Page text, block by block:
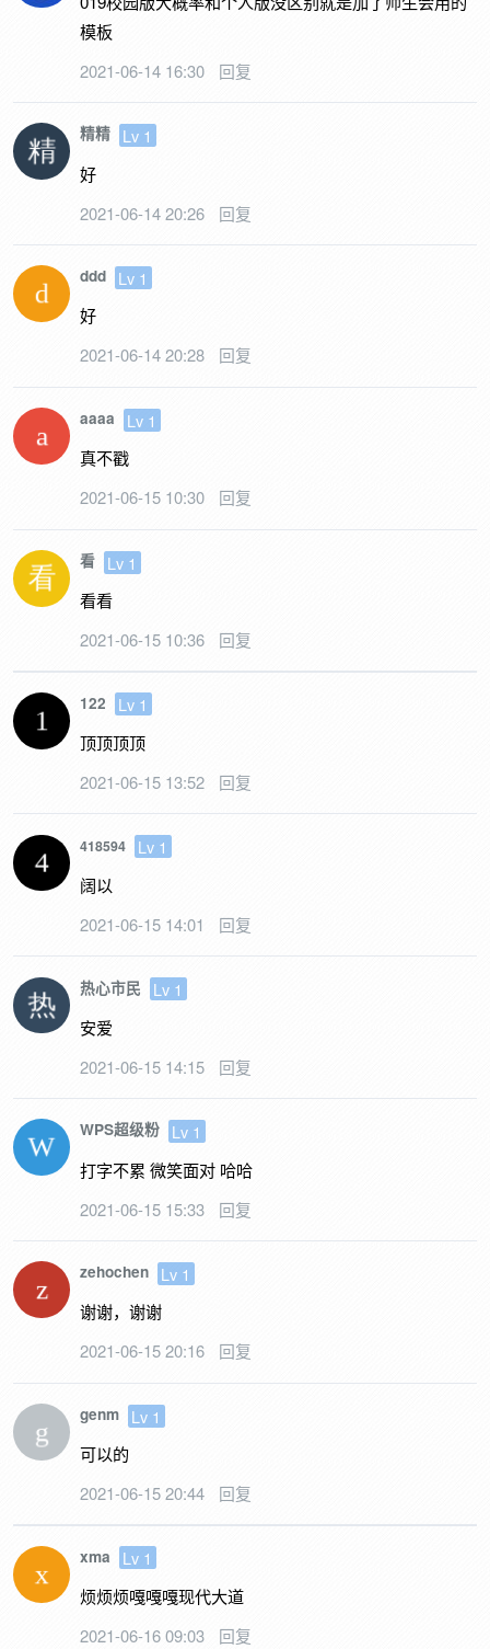
模板
2021-06-14 16:30
回复
精精
Lv 1
好
2021-06-14 20:26
回复
ddd
Lv 1
好
2021-06-14 20:28
回复
aaaa
Lv 1
真不戳
2021-06-15 10:30
回复
看
Lv 1
看看
2021-06-15 10:36
回复
122
Lv 1
顶顶顶顶
2021-06-15 13:52
回复
418594
Lv 1
阔以
2021-06-15 14:01
回复
热心市民
Lv 1
安爱
2021-06-15 14:15
回复
WPS超级粉
Lv 1
打字不累 微笑面对 哈哈
2021-06-15 15:33
回复
zehochen
Lv 1
谢谢，谢谢
2021-06-15 20:16
回复
genm
Lv 1
可以的
2021-06-15 20:44
回复
xma
Lv 1
烦烦烦嘎嘎嘎现代大道
2021-06-16 09:03
回复